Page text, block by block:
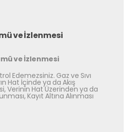
ve İzlenmesi
ve İzlenmesi
Edemezsiniz. Gaz ve Sıvı
Hat İçinde ya da Akış
Verinin Hat Üzerinden ya da
Kayıt Altına Alınması